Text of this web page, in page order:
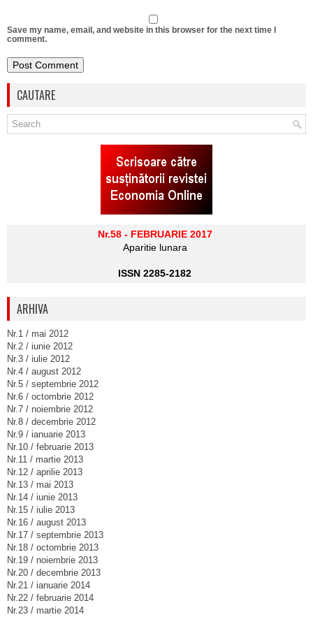
Save my name, email, and website in this browser for the next time I
comment.
CAUTARE
Nr.58 - FEBRUARIE 2017
Aparitie lunara
ISSN 2285-2182
ARHIVA
Nr.1 / mai 2012
Nr.2 / iunie 2012
Nr.3 / iulie 2012
Nr.4 / august 2012
Nr.5 / septembrie 2012
Nr.6 / octombrie 2012
Nr.7 / noiembrie 2012
Nr.8 / decembrie 2012
Nr.9 / ianuarie 2013
Nr.10 / februarie 2013
Nr.11 / martie 2013
Nr.12 / aprilie 2013
Nr.13 / mai 2013
Nr.14 / iunie 2013
Nr.15 / iulie 2013
Nr.16 / august 2013
Nr.17 / septembrie 2013
Nr.18 / octombrie 2013
Nr.19 / noiembrie 2013
Nr.20 / decembrie 2013
Nr.21 / ianuarie 2014
Nr.22 / februarie 2014
Nr.23 / martie 2014